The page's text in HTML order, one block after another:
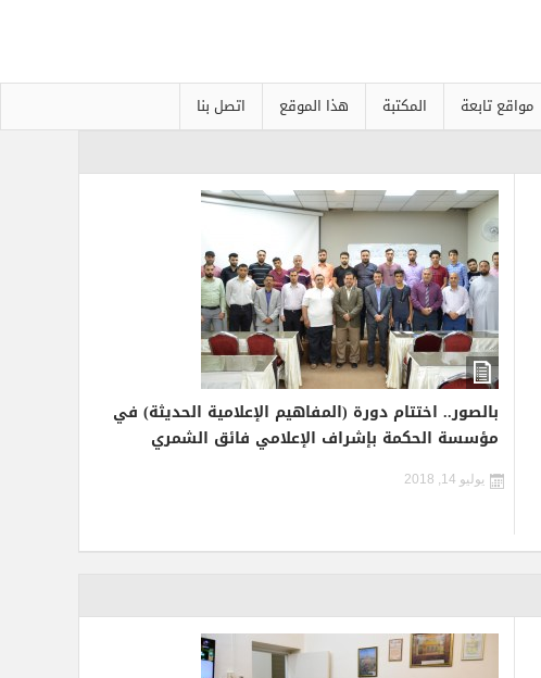
مواقع تابعة المكتبة هذا الموقع اتصل بنا
بالصور.. اختتام دورة (المفاهيم الإعلامية الحديثة) في
مؤسسة الحكمة بإشراف الإعلامي فائق الشمري
يوليو 14, 2018